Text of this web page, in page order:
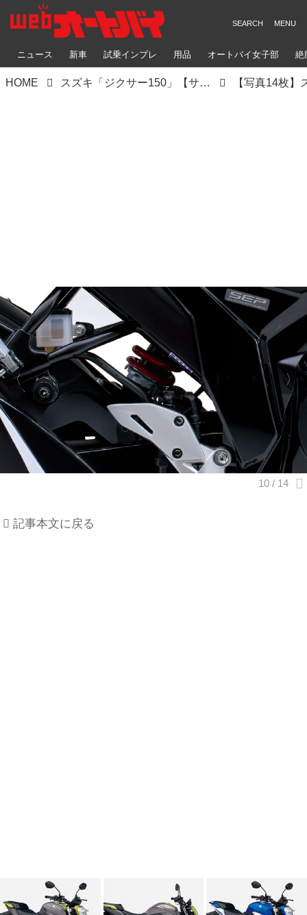
ニュース 新車 試乗インプレ 用品 オートバイ女子部 絶
HOME スズキ「ジクサー150」【サクッと読める！軽二輪・2025年現行モデル解説】
記事本文に戻る